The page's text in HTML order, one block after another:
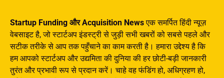
Startup Funding और Acquisition Newsएक समर्पित हिंदी न्यूज़
वेबसाइट है, जो स्टार्टअप इंडस्ट्री से जुड़ी सभी खबरों को सबसे पहले और
सटीक तरीके से आप तक पहुँचाने का काम करती है। हमारा उद्देश्य है कि
हम आपको स्टार्टअप और उद्यमिता की दुनिया की हर छोटी-बड़ी जानकारी
तुरंत और प्रभावी रूप से प्रदान करें। चाहे वह फंडिंग हो, अधिग्रहण हो,